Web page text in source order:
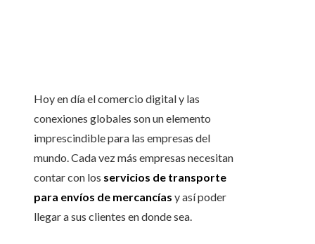
Hoy en día el comercio digital y las
conexiones globales son un elemento
imprescindible para las empresas del
mundo. Cada vez más empresas necesitan
contar con los servicios de transporte
para envíos de mercancías y así poder
llegar a sus clientes en donde sea.